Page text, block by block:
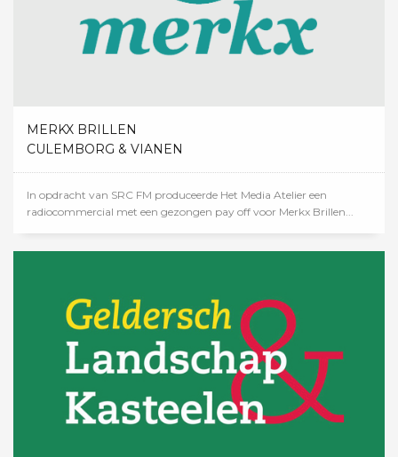
MERKX BRILLEN
CULEMBORG & VIANEN
In opdracht van SRC FM produceerde Het Media Atelier een
radiocommercial met een gezongen pay off voor Merkx Brillen...